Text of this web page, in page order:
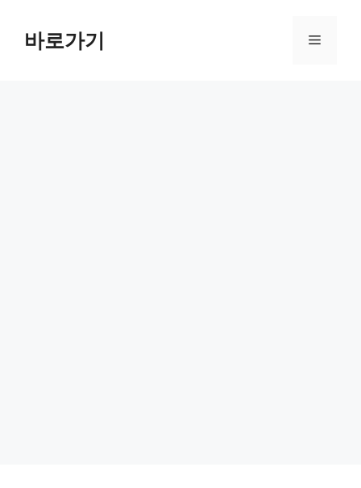
바로가기 메